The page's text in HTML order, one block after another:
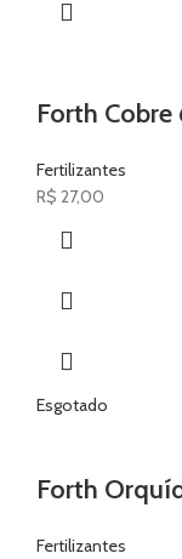
Forth
Fertilizantes
R$ 27,00
Esgotado
Forth
Fertilizantes